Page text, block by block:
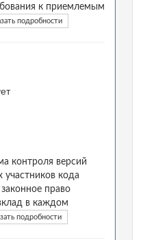
к приемлемым
подробности
контроля версий
кода
право
в каждом
подробности